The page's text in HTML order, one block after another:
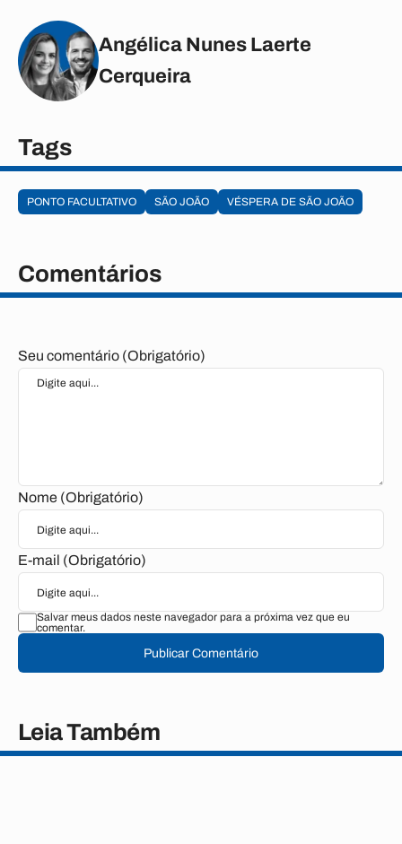
Angélica Nunes Laerte
Cerqueira
Tags
PONTO FACULTATIVO SÃO JOÃO VÉSPERA DE SÃO JOÃO
Comentários
Seu comentário (Obrigatório)
Nome (Obrigatório)
E-mail (Obrigatório)
Salvar meus dados neste navegador para a próxima vez que eu
comentar.
Publicar Comentário
Leia Também